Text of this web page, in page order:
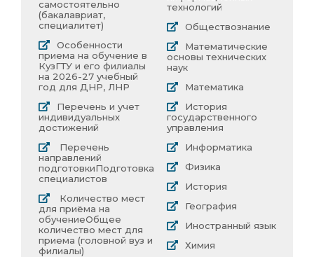
самостоятельно
(бакалавриат,
специалитет)
Особенности
приема на обучение в
КузГТУ и его филиалы
на 2026-27 учебный
год для ДНР, ЛНР
Перечень и учет
индивидуальных
достижений
Перечень
направлений
подготовкиПодготовка
специалистов
Количество мест
для приёма на
обучениеОбщее
количество мест для
приема (головной вуз и
филиалы)
технологий
Обществознание
Математические
основы технических
наук
Математика
История
государственного
управления
Информатика
Физика
История
География
Иностранный язык
Химия